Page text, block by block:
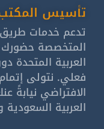
تأسيس
تدعم خدمات طريق
المتخصصة حضورك
العربية المتحدة
فعلي. نتولى
الافتراضي
العربية السعودية